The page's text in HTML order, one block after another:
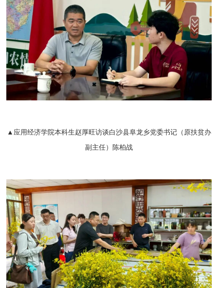
▲应用经济学院本科生赵厚旺访谈白沙县阜龙乡党委书记（原扶贫办
副主任）陈柏战